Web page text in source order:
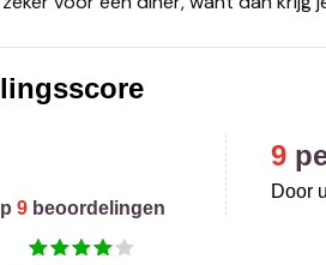
9 beoordelingen
9
Door